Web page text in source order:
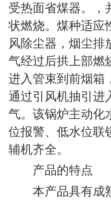
受热面省煤器。，
状燃烧。煤种适应
风除尘器，烟尘排
气经过后拱上部燃
进入管束到前烟箱
通过引风机抽引进
气。该锅炉主动化
位报警、低水位联
辅机齐全。
产品的特点
本产品具有成熟